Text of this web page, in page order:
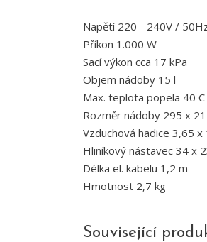
Napětí 220 - 240V /
Příkon 1.000 W
Sací výkon cca 17 kPa
Objem nádoby 15 l
Max. teplota popela 40 C
Rozměr nádoby 295 x
Vzduchová hadice 3,65 x
Hliníkový nástavec 34 x
Délka el. kabelu 1,2 m
Hmotnost 2,7 kg
Související